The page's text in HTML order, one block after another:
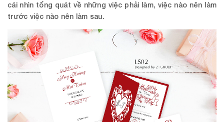
cái nhìn tổng quát về những việc phải làm, việc nào nên làm
trước việc nào nên làm sau.